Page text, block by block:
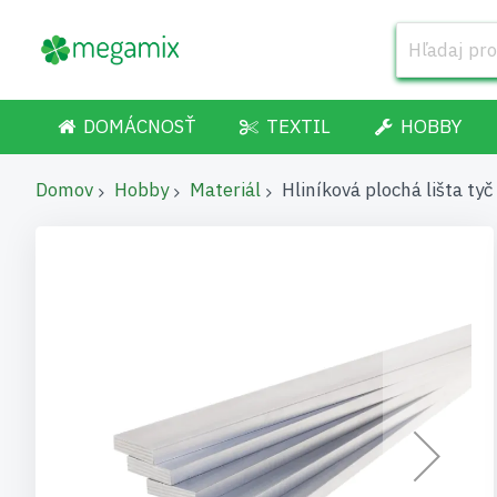
DOMÁCNOSŤ TEXTIL HOBBY
Domov Hobby Materiál Hliníková plochá lišta